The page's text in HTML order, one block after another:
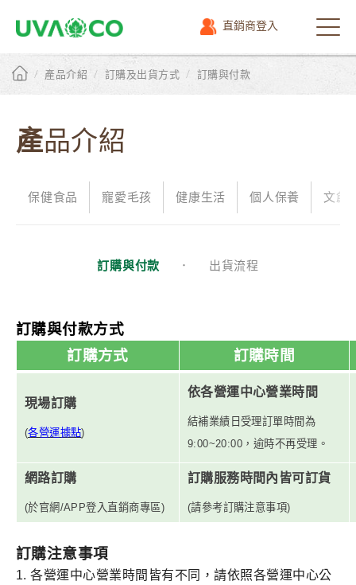
直銷商登入
選
單
/ 產品介紹 / 訂購及出貨方式 / 訂購與付款
產品介紹
保健食品 寵愛毛孩 健康生活 個人保養 文創
訂購與付款 出貨流程
訂購與付款方式
訂購方式
訂購時間
現場訂購
(各營運據點)
依各營運中心營業時間
結補業績日受理訂單時間為
9:00~20:00，逾時不再受理。
網路訂購
(於官網/APP登入直銷商專區)
訂購服務時間內皆可訂貨
(請參考訂購注意事項)
訂購注意事項
1.各營運中心營業時間皆有不同，請依照各營運中心公